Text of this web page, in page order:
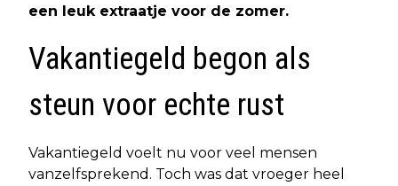
een leuk extraatje voor de zomer.
Vakantiegeld begon als
steun voor echte rust
Vakantiegeld voelt nu voor veel mensen
vanzelfsprekend. Toch was dat vroeger heel